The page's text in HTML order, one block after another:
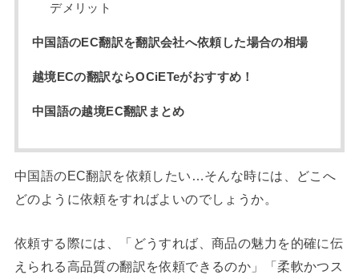
デメリット
中国語のEC翻訳を翻訳会社へ依頼した場合の相場
越境ECの翻訳ならOCiETeがおすすめ！
中国語の越境EC翻訳まとめ
中国語のEC翻訳を依頼したい…そんな時には、どこへ
どのように依頼をすればよいのでしょうか。
依頼する際には、「どうすれば、商品の魅力を的確に伝
えられる高品質の翻訳を依頼できるのか」「柔軟かつス